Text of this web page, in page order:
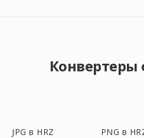
JPG в HRZ PNG в